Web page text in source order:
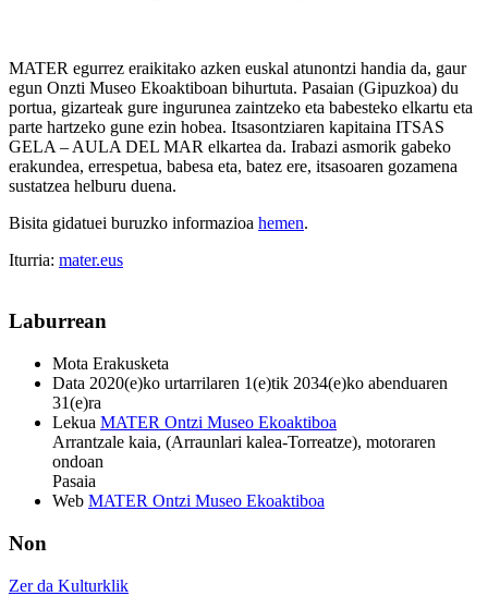
MATER egurrez eraikitako azken euskal atunontzi handia da, gaur
egun Onzti Museo Ekoaktiboan bihurtuta. Pasaian (Gipuzkoa) du
portua, gizarteak gure ingurunea zaintzeko eta babesteko elkartu eta
parte hartzeko gune ezin hobea. Itsasontziaren kapitaina ITSAS
GELA – AULA DEL MAR elkartea da. Irabazi asmorik gabeko
erakundea, errespetua, babesa eta, batez ere, itsasoaren gozamena
sustatzea helburu duena.
Bisita gidatuei buruzko informazioa hemen.
Iturria: mater.eus
Laburrean
Mota Erakusketa
Data 2020(e)ko urtarrilaren 1(e)tik 2034(e)ko abenduaren
31(e)ra
Lekua MATER Ontzi Museo Ekoaktiboa
Arrantzale kaia, (Arraunlari kalea-Torreatze), motoraren
ondoan
Pasaia
Web MATER Ontzi Museo Ekoaktiboa
Non
Zer da Kulturklik